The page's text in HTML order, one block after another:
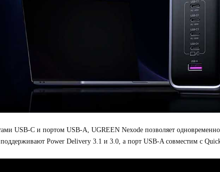
USB-C и портом USB-A, UGREEN Nexode позволяет одновременно
Power Delivery 3.1 и 3.0, а порт USB-A совместим с